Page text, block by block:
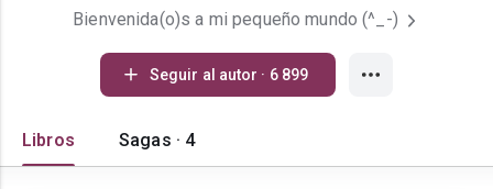
Bienvenida(o)s a mi pequeño mundo (^_-)
Seguir al autor · 6 899
Libros Sagas · 4